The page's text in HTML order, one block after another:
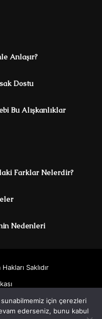
Anlaşır?
Dostu
Bu Alışkanlıklar
Farklar Nelerdir?
Nedenleri
Saklıdır
YouTubeInstagram
için çerezleri
ederseniz, bunu kabul